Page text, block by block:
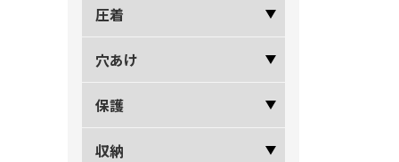
圧着
穴あけ
保護
収納